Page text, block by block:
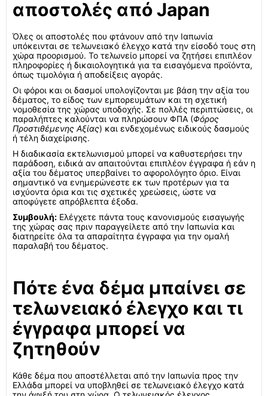
αποστολές από Japan
Όλες οι αποστολές που φτάνουν από την Ιαπωνία
υπόκεινται σε τελωνειακό έλεγχο κατά την είσοδό τους στη
χώρα προορισμού. Το τελωνείο μπορεί να ζητήσει επιπλέον
πληροφορίες ή δικαιολογητικά για τα εισαγόμενα προϊόντα,
όπως τιμολόγια ή αποδείξεις αγοράς.
Οι φόροι και οι δασμοί υπολογίζονται με βάση την αξία του
δέματος, το είδος των εμπορευμάτων και τη σχετική
νομοθεσία της χώρας υποδοχής. Σε πολλές περιπτώσεις, οι
παραλήπτες καλούνται να πληρώσουν ΦΠΑ (Φόρος
Προστιθέμενης Αξίας) και ενδεχομένως ειδικούς δασμούς
ή τέλη διαχείρισης.
Η διαδικασία εκτελωνισμού μπορεί να καθυστερήσει την
παράδοση, ειδικά αν απαιτούνται επιπλέον έγγραφα ή εάν η
αξία του δέματος υπερβαίνει το αφορολόγητο όριο. Είναι
σημαντικό να ενημερώνεστε εκ των προτέρων για τα
ισχύοντα όρια και τις σχετικές χρεώσεις, ώστε να
αποφύγετε απρόβλεπτα έξοδα.
Συμβουλή: Ελέγχετε πάντα τους κανονισμούς εισαγωγής
της χώρας σας πριν παραγγείλετε από την Ιαπωνία και
διατηρείτε όλα τα απαραίτητα έγγραφα για την ομαλή
παραλαβή του δέματος.
Πότε ένα δέμα μπαίνει σε
τελωνειακό έλεγχο και τι
έγγραφα μπορεί να
ζητηθούν
Κάθε δέμα που αποστέλλεται από την Ιαπωνία προς την
Ελλάδα μπορεί να υποβληθεί σε τελωνειακό έλεγχο κατά